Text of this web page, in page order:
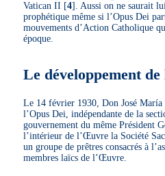
Vatican II [4] . Aussi on ne saurait
prophétique même si l’Opus Dei
mouvements d’Action Catholique
époque.
Le développement
Le 14 février 1930, Don José
l’Opus Dei, indépendante de la
gouvernement du même Président
l’intérieur de l’Œuvre la Société
un groupe de prêtres consacrés à
membres laïcs de l’Œuvre.